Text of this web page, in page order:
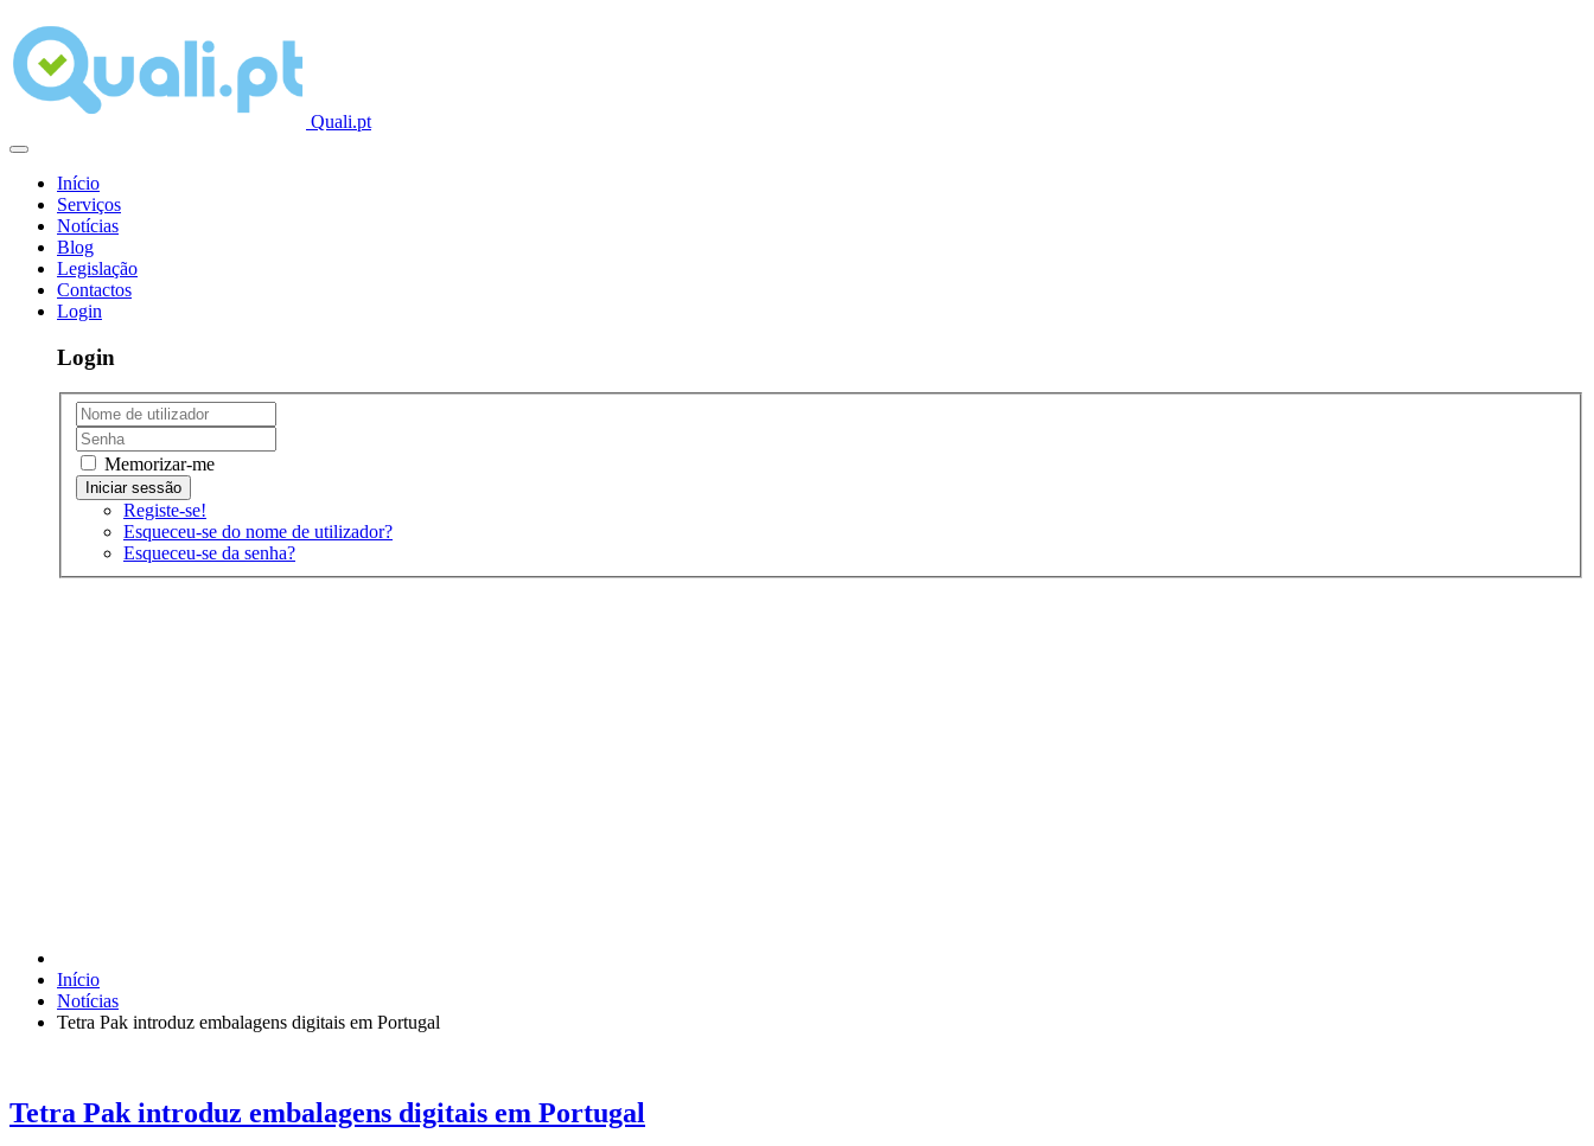
Quali.pt
Início
Serviços
Notícias
Blog
Legislação
Contactos
Login
Login
Memorizar-me
Registe-se!
Esqueceu-se do nome de utilizador?
Esqueceu-se da senha?
Início
Notícias
Tetra Pak introduz embalagens digitais em Portugal
Tetra Pak introduz embalagens digitais em Portugal